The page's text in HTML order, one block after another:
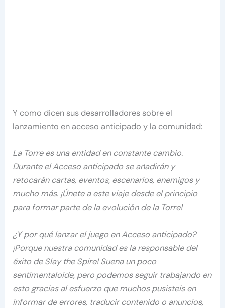
Y como dicen sus desarrolladores sobre el
lanzamiento en acceso anticipado y la comunidad:
La Torre es una entidad en constante cambio.
Durante el Acceso anticipado se añadirán y
retocarán cartas, eventos, escenarios, enemigos y
mucho más. ¡Únete a este viaje desde el principio
para formar parte de la evolución de la Torre!
¿Y por qué lanzar el juego en Acceso anticipado?
¡Porque nuestra comunidad es la responsable del
éxito de Slay the Spire! Suena un poco
sentimentaloide, pero podemos seguir trabajando en
esto gracias al esfuerzo que muchos pusisteis en
informar de errores, traducir contenido o anuncios,